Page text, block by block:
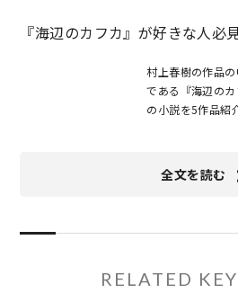
『海辺のカフカ』が好きな人必
村上春樹の作品
である『海辺の
の小説を5作品紹
全文を読む
RELATED